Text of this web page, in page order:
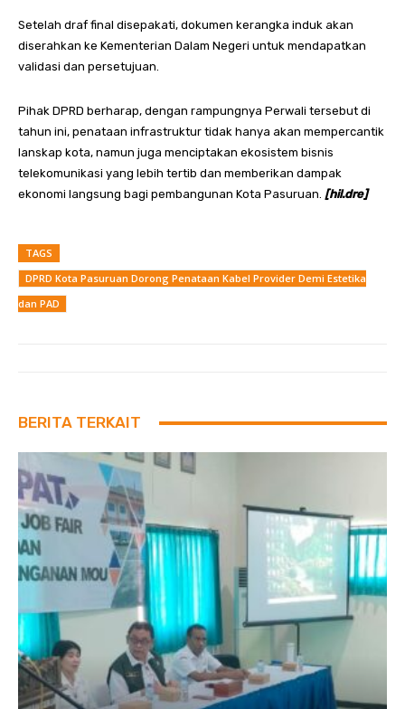
Setelah draf final disepakati, dokumen kerangka induk akan
diserahkan ke Kementerian Dalam Negeri untuk mendapatkan
validasi dan persetujuan.
Pihak DPRD berharap, dengan rampungnya Perwali tersebut di
tahun ini, penataan infrastruktur tidak hanya akan mempercantik
lanskap kota, namun juga menciptakan ekosistem bisnis
telekomunikasi yang lebih tertib dan memberikan dampak
ekonomi langsung bagi pembangunan Kota Pasuruan. [hil.dre]
TAGS
DPRD Kota Pasuruan Dorong Penataan Kabel Provider Demi Estetika
dan PAD
BERITA TERKAIT